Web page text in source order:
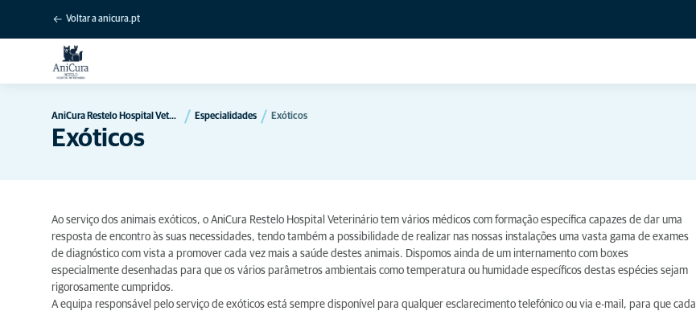
Voltar a anicura.pt
AniCura Restelo Hospital Veterinário Especialidades Exóticos
Exóticos
Ao serviço dos animais exóticos, o AniCura Restelo Hospital Veterinário tem vários médicos com formação específica capazes de dar uma
resposta de encontro às suas necessidades, tendo também a possibilidade de realizar nas nossas instalações uma vasta gama de exames
de diagnóstico com vista a promover cada vez mais a saúde destes animais. Dispomos ainda de um internamento com boxes
especialmente desenhadas para que os vários parâmetros ambientais como temperatura ou humidade específicos destas espécies sejam
rigorosamente cumpridos.
A equipa responsável pelo serviço de exóticos está sempre disponível para qualquer esclarecimento telefónico ou via e-mail, para que cada